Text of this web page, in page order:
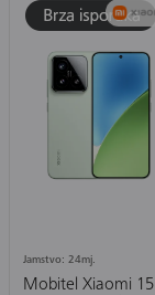
Jamstvo: 24mj.
Mobitel Xiaomi 15